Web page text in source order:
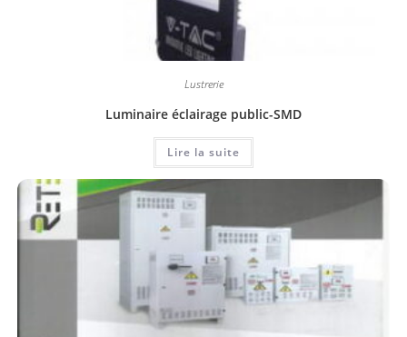
Lustrerie
Luminaire éclairage public-SMD
Lire la suite